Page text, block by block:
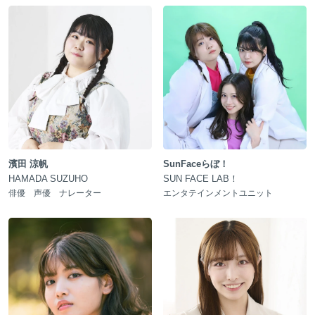
濱田 涼帆
HAMADA SUZUHO
俳優 声優 ナレーター
SunFaceらぼ！
SUN FACE LAB！
エンタテインメントユニット